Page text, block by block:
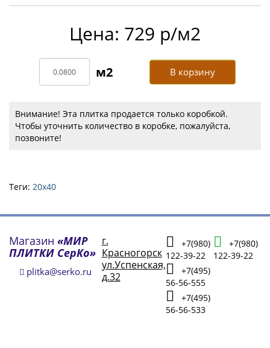
Цена: 729 р/м2
В корзину
Внимание! Эта плитка продается только коробкой.
Чтобы уточнить количество в коробке, пожалуйста,
позвоните!
Теги: 20х40
Магазин «МИР
ПЛИТКИ СерКо»
plitka@serko.ru
г.
Красногорск
ул.Успенская,
д.32
+7(980)
122-39-22
+7(495)
56-56-555
+7(495)
56-56-533
+7(980)
122-39-22